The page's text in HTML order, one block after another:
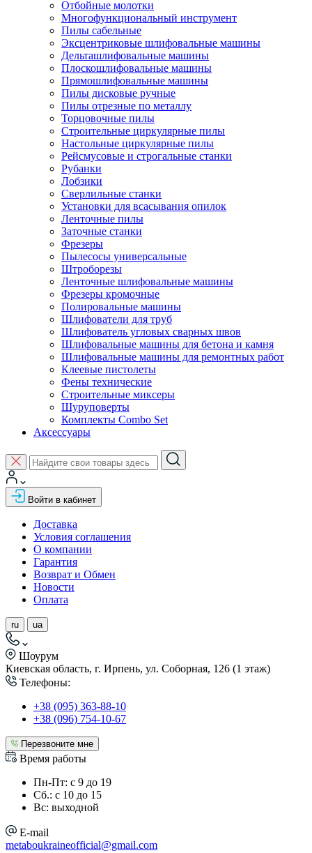
Отбойные молотки
Многофункциональный инструмент
Пилы сабельные
Эксцентриковые шлифовальные машины
Дельташлифовальные машины
Плоскошлифовальные машины
Прямошлифовальные машины
Пилы дисковые ручные
Пилы отрезные по металлу
Торцовочные пилы
Строительные циркулярные пилы
Настольные циркулярные пилы
Рейсмусовые и строгальные станки
Рубанки
Лобзики
Сверлильные станки
Установки для всасывания опилок
Ленточные пилы
Заточные станки
Фрезеры
Пылесосы универсальные
Штроборезы
Ленточные шлифовальные машины
Фрезеры кромочные
Полировальные машины
Шлифователи для труб
Шлифователь угловых сварных швов
Шлифовальные машины для бетона и камня
Шлифовальные машины для ремонтных работ
Клеевые пистолеты
Фены технические
Строительные миксеры
Шуруповерты
Комплекты Combo Set
Аксессуары
Войти в кабинет
Доставка
Условия соглашения
О компании
Гарантия
Возврат и Обмен
Новости
Оплата
ru ua
Шоурум
Киевская область, г. Ирпень, ул. Соборная, 126 (1 этаж)
Телефоны:
+38 (095) 363-88-10
+38 (096) 754-10-67
Перезвоните мне
Время работы
Пн-Пт: с 9 до 19
Сб.: с 10 до 15
Вс: выходной
E-mail
metaboukraineofficial@gmail.com